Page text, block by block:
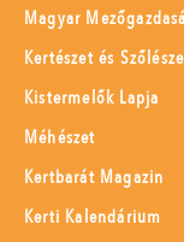
Magyar
Kertészet és
Kistermelők Lapja
Méhészet
Kertbarát Magazin
Kerti Kalendárium